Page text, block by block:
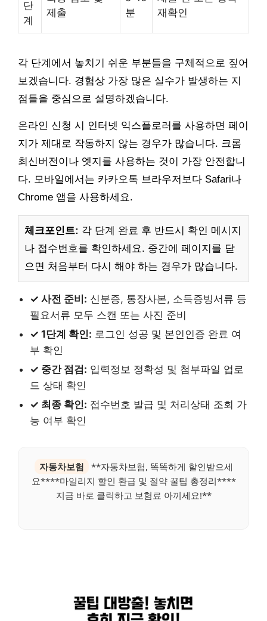
단
계
제출
분
재확인
각 단계에서 놓치기 쉬운 부분들을 구체적으로 짚어
보겠습니다. 경험상 가장 많은 실수가 발생하는 지
점들을 중심으로 설명하겠습니다.
온라인 신청 시 인터넷 익스플로러를 사용하면 페이
지가 제대로 작동하지 않는 경우가 많습니다. 크롬
최신버전이나 엣지를 사용하는 것이 가장 안전합니
다. 모바일에서는 카카오톡 브라우저보다 Safari나
Chrome 앱을 사용하세요.
체크포인트: 각 단계 완료 후 반드시 확인 메시지
나 접수번호를 확인하세요. 중간에 페이지를 닫
으면 처음부터 다시 해야 하는 경우가 많습니다.
✓ 사전 준비: 신분증, 통장사본, 소득증빙서류 등
필요서류 모두 스캔 또는 사진 준비
✓ 1단계 확인: 로그인 성공 및 본인인증 완료 여
부 확인
✓ 중간 점검: 입력정보 정확성 및 첨부파일 업로
드 상태 확인
✓ 최종 확인: 접수번호 발급 및 처리상태 조회 가
능 여부 확인
자동차보험
**자동차보험, 똑똑하게 할인받으세
요****마일리지 할인 환급 및 절약 꿀팁 총정리****
지금 바로 클릭하고 보험료 아끼세요!**